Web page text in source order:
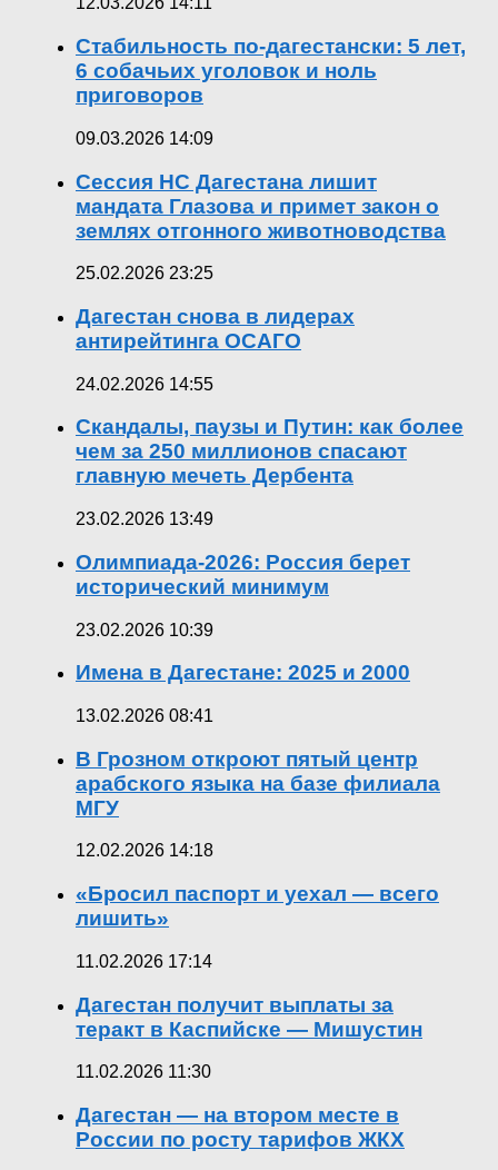
Стабильность по-дагестански: 5 лет,
6 собачьих уголовок и ноль
приговоров
09.03.2026 14:09
Сессия НС Дагестана лишит
мандата Глазова и примет закон о
землях отгонного животноводства
25.02.2026 23:25
Дагестан снова в лидерах
антирейтинга ОСАГО
24.02.2026 14:55
Скандалы, паузы и Путин: как более
чем за 250 миллионов спасают
главную мечеть Дербента
23.02.2026 13:49
Олимпиада-2026: Россия берет
исторический минимум
23.02.2026 10:39
Имена в Дагестане: 2025 и 2000
13.02.2026 08:41
В Грозном откроют пятый центр
арабского языка на базе филиала
МГУ
12.02.2026 14:18
«Бросил паспорт и уехал — всего
лишить»
11.02.2026 17:14
Дагестан получит выплаты за
теракт в Каспийске — Мишустин
11.02.2026 11:30
Дагестан — на втором месте в
России по росту тарифов ЖКХ